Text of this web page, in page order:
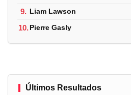
9. Liam Lawson
10.Pierre Gasly
Últimos Resultados